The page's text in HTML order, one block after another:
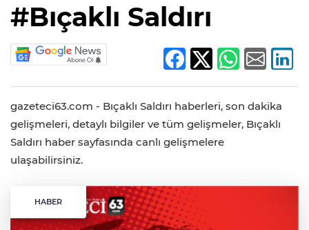
#Bıçaklı Saldırı
gazeteci63.com - Bıçaklı Saldırı haberleri, son dakika
gelişmeleri, detaylı bilgiler ve tüm gelişmeler, Bıçaklı
Saldırı haber sayfasında canlı gelişmelere
ulaşabilirsiniz.
HABER